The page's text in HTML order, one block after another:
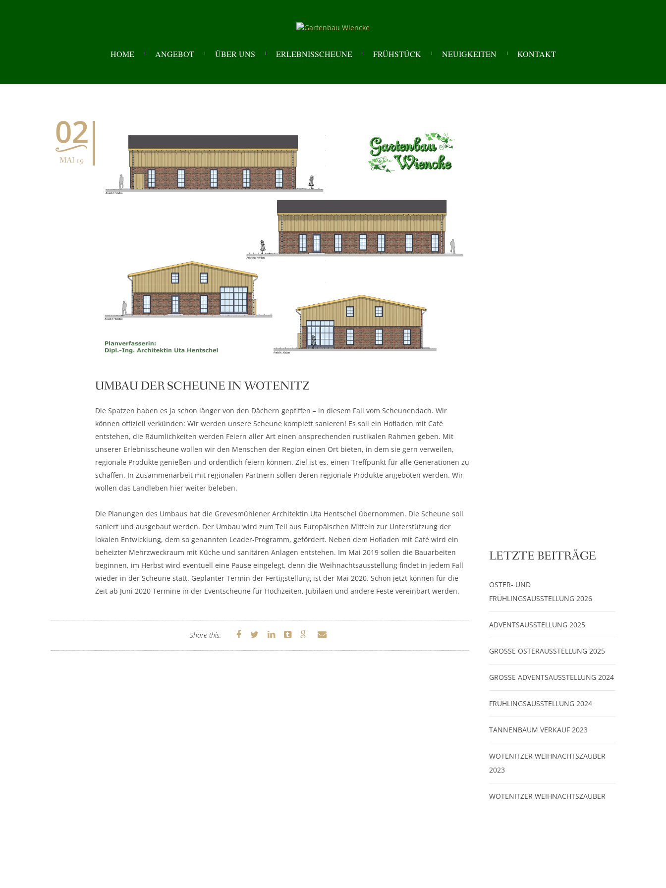
HOME ANGEBOT ÜBER UNS ERLEBNISSCHEUNE FRÜHSTÜCK NEUIGKEITEN KONTAKT
UMBAU DER SCHEUNE IN WOTENITZ
02
MAI 19
Die Spatzen haben es ja schon länger von den Dächern gepfiffen – in diesem Fall vom Scheunendach. Wir
können offiziell verkünden: Wir werden unsere Scheune komplett sanieren! Es soll ein Hofladen mit Café
entstehen, die Räumlichkeiten werden Feiern aller Art einen ansprechenden rustikalen Rahmen geben. Mit
unserer Erlebnisscheune wollen wir den Menschen der Region einen Ort bieten, in dem sie gern verweilen,
regionale Produkte genießen und ordentlich feiern können. Ziel ist es, einen Treffpunkt für alle Generationen zu
schaffen. In Zusammenarbeit mit regionalen Partnern sollen deren regionale Produkte angeboten werden. Wir
wollen das Landleben hier weiter beleben.
Die Planungen des Umbaus hat die Grevesmühlener Architektin Uta Hentschel übernommen. Die Scheune soll
saniert und ausgebaut werden. Der Umbau wird zum Teil aus Europäischen Mitteln zur Unterstützung der
lokalen Entwicklung, dem so genannten Leader-Programm, gefördert. Neben dem Hofladen mit Café wird ein
beheizter Mehrzweckraum mit Küche und sanitären Anlagen entstehen. Im Mai 2019 sollen die Bauarbeiten
beginnen, im Herbst wird eventuell eine Pause eingelegt, denn die Weihnachtsausstellung findet in jedem Fall
wieder in der Scheune statt. Geplanter Termin der Fertigstellung ist der Mai 2020. Schon jetzt können für die
Zeit ab Juni 2020 Termine in der Eventscheune für Hochzeiten, Jubiläen und andere Feste vereinbart werden.
Share this:
LETZTE BEITRÄGE
OSTER- UND
FRÜHLINGSAUSSTELLUNG 2026
ADVENTSAUSSTELLUNG 2025
GROSSE OSTERAUSSTELLUNG 2025
GROSSE ADVENTSAUSSTELLUNG 2024
FRÜHLINGSAUSSTELLUNG 2024
TANNENBAUM VERKAUF 2023
WOTENITZER WEIHNACHTSZAUBER
2023
WOTENITZER WEIHNACHTSZAUBER